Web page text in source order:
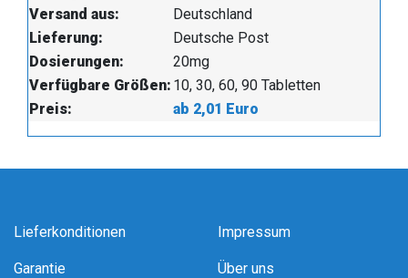
Versand aus:
Deutschland
Lieferung:
Deutsche Post
Dosierungen:
20mg
Verfügbare Größen: 10, 30, 60, 90 Tabletten
Preis:
ab 2,01 Euro
Lieferkonditionen
Garantie
Impressum
Über uns